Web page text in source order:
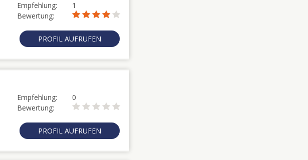
Empfehlung:
1
Bewertung:
PROFIL AUFRUFEN
Empfehlung:
0
Bewertung:
PROFIL AUFRUFEN